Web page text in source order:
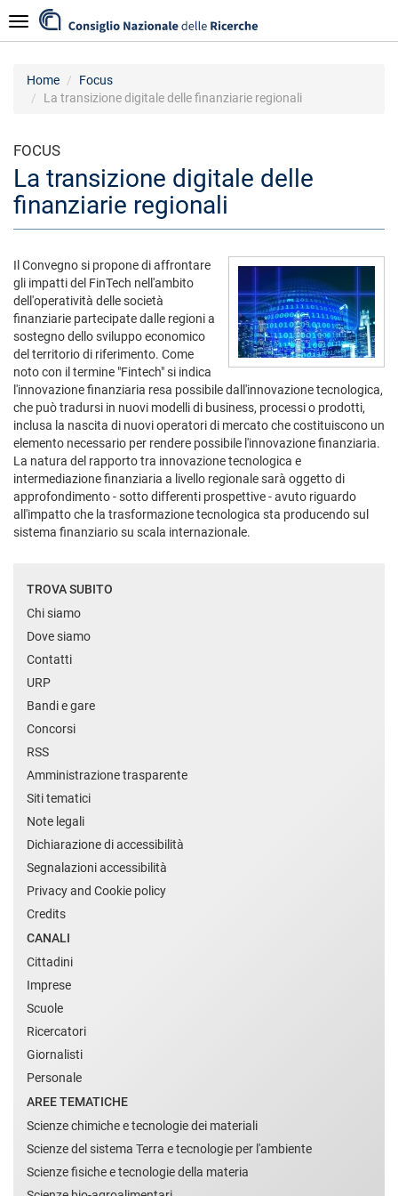
al
contenuto
Navigazione
Home
Focus
La transizione digitale delle finanziarie regionali
FOCUS
La transizione digitale delle
finanziarie regionali
Il Convegno si propone di affrontare
gli impatti del FinTech nell'ambito
dell'operatività delle società
finanziarie partecipate dalle regioni a
sostegno dello sviluppo economico
del territorio di riferimento. Come
noto con il termine "Fintech" si indica
l'innovazione finanziaria resa possibile dall'innovazione tecnologica,
che può tradursi in nuovi modelli di business, processi o prodotti,
inclusa la nascita di nuovi operatori di mercato che costituiscono un
elemento necessario per rendere possibile l'innovazione finanziaria.
La natura del rapporto tra innovazione tecnologica e
intermediazione finanziaria a livello regionale sarà oggetto di
approfondimento - sotto differenti prospettive - avuto riguardo
all'impatto che la trasformazione tecnologica sta producendo sul
sistema finanziario su scala internazionale.
TROVA SUBITO
Chi siamo
Dove siamo
Contatti
URP
Bandi e gare
Concorsi
RSS
Amministrazione trasparente
Siti tematici
Note legali
Dichiarazione di accessibilità
Segnalazioni accessibilità
Privacy and Cookie policy
Credits
CANALI
Cittadini
Imprese
Scuole
Ricercatori
Giornalisti
Personale
AREE TEMATICHE
Scienze chimiche e tecnologie dei materiali
Scienze del sistema Terra e tecnologie per l'ambiente
Scienze fisiche e tecnologie della materia